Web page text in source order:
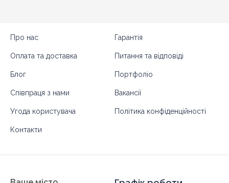
Про нас Гарантія
Оплата та доставка Питання та відповіді
Блог Портфоліо
Співпраця з нами Вакансії
Угода користувача Політика конфіденційності
Контакти